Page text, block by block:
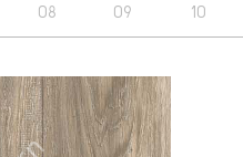
08 09 10